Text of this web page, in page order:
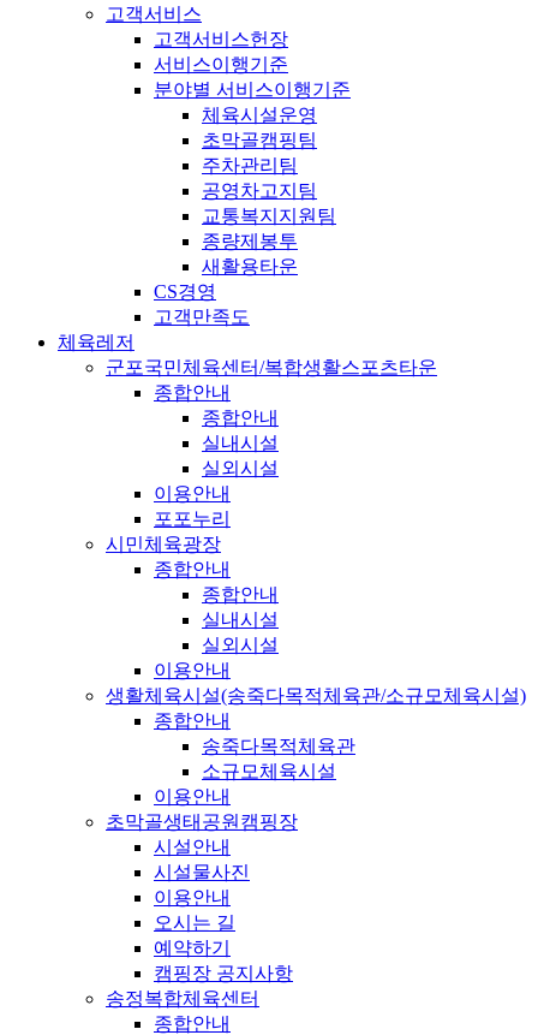
고객서비스
고객서비스헌장
서비스이행기준
분야별 서비스이행기준
체육시설운영
초막골캠핑팀
주차관리팀
공영차고지팀
교통복지지원팀
종량제봉투
새활용타운
CS경영
고객만족도
체육레저
군포국민체육센터/복합생활스포츠타운
종합안내
종합안내
실내시설
실외시설
이용안내
포포누리
시민체육광장
종합안내
종합안내
실내시설
실외시설
이용안내
생활체육시설(송죽다목적체육관/소규모체육시설)
종합안내
송죽다목적체육관
소규모체육시설
이용안내
초막골생태공원캠핑장
시설안내
시설물사진
이용안내
오시는 길
예약하기
캠핑장 공지사항
송정복합체육센터
종합안내